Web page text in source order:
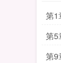
第1
第5
第9